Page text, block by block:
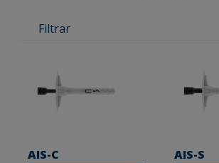
Filtrar
AIS-C AIS-S